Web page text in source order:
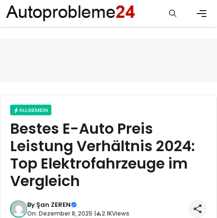
Zum
Inhalt
springen
ALLGEMEIN
Bestes E-Auto Preis
Leistung Verhältnis 2024:
Top Elektrofahrzeuge im
Vergleich
ByŞan ZEREN
On: Dezember 8, 2025 | 2.1KViews